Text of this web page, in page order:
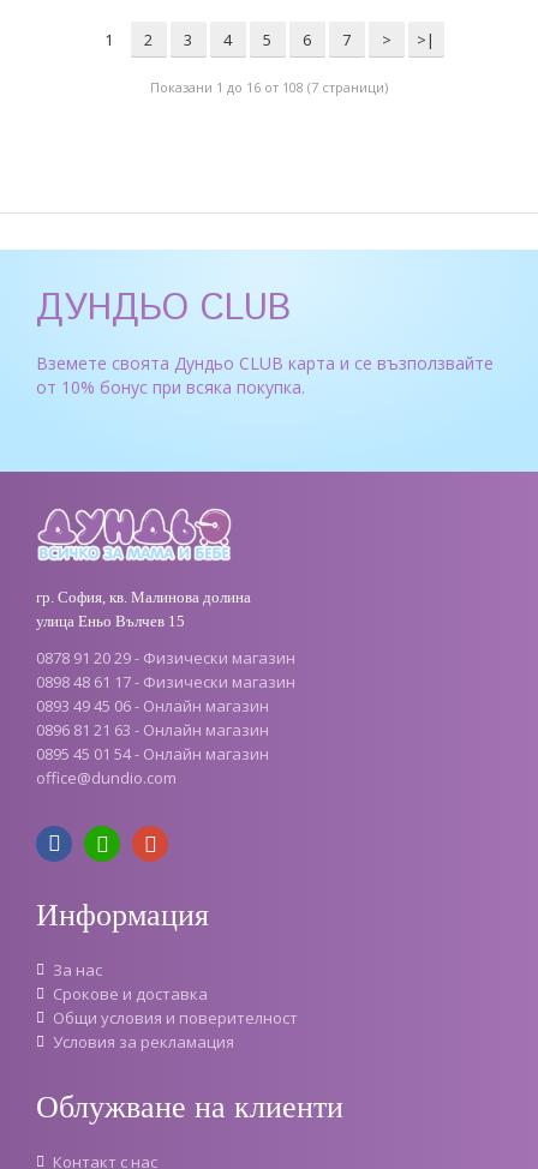
1 2 3 4 5 6 7 > >|
Показани 1 до 16 от 108 (7 страници)
ДУНДЬО CLUB
Вземете своята Дундьо CLUB карта и се възползвайте
от 10% бонус при всяка покупка.
гр. София, кв. Малинова долина
улица Еньо Вълчев 15
0878 91 20 29 - Физически магазин
0898 48 61 17 - Физически магазин
0893 49 45 06 - Онлайн магазин
0896 81 21 63 - Онлайн магазин
0895 45 01 54 - Онлайн магазин
office@dundio.com
Информация
За нас
Срокове и доставка
Oбщи условия и поверителност
Условия за рекламация
Облужване на клиенти
Контакт с нас